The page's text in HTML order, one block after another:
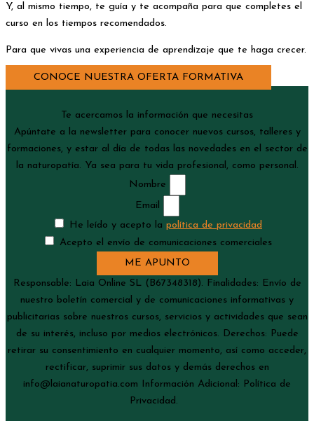
Y, al mismo tiempo, te guía y te acompaña para que completes el
curso en los tiempos recomendados.
Para que vivas una experiencia de aprendizaje que te haga crecer.
CONOCE NUESTRA OFERTA FORMATIVA
Te acercamos la información que necesitas
Apúntate a la newsletter para conocer nuevos cursos, talleres y
formaciones, y estar al día de todas las novedades en el sector de
la naturopatía. Ya sea para tu vida profesional, como personal.
Nombre
Email
He leído y acepto la política de privacidad
Acepto el envío de comunicaciones comerciales
ME APUNTO
Responsable: Laia Online SL (B67348318). Finalidades: Envío de
nuestro boletín comercial y de comunicaciones informativas y
publicitarias sobre nuestros cursos, servicios y actividades que sean
de su interés, incluso por medios electrónicos. Derechos: Puede
retirar su consentimiento en cualquier momento, así como acceder,
rectificar, suprimir sus datos y demás derechos en
info@laianaturopatia.com Información Adicional: Política de
Privacidad.